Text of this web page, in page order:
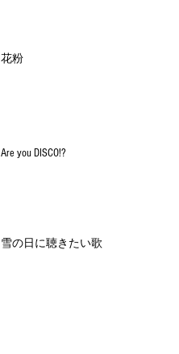
花粉
Are you DISCO!?
雪の日に聴きたい歌